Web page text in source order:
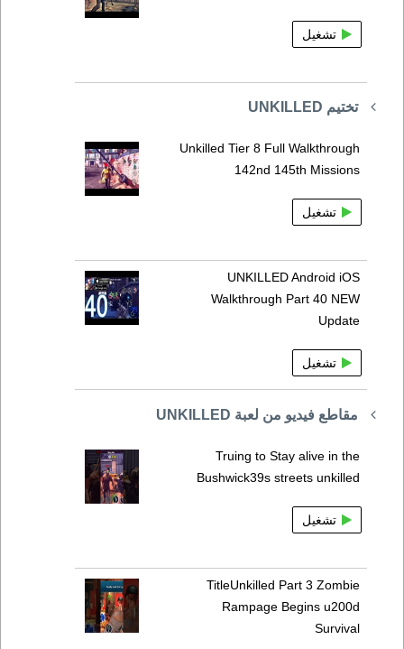
تشغيل
تختيم UNKILLED
Unkilled Tier 8 Full Walkthrough
142nd 145th Missions
تشغيل
UNKILLED Android iOS
Walkthrough Part 40 NEW
Update
تشغيل
مقاطع فيديو من لعبة UNKILLED
Truing to Stay alive in the
Bushwick39s streets unkilled
تشغيل
TitleUnkilled Part 3 Zombie
Rampage Begins u200d
Survival